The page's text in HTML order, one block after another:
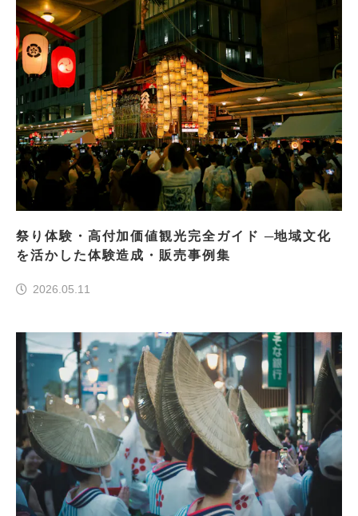
祭り体験・高付加価値観光完全ガイド ─地域文化
を活かした体験造成・販売事例集
2026.05.11